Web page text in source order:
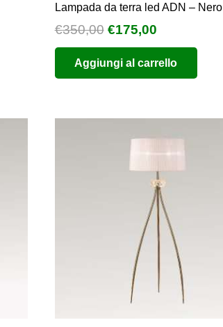
Lampada da terra led ADN – Nero
€350,00 Il
prezzo
originale
era:
€175,00Il
prezzo
attuale
è:
Aggiungi al carrello